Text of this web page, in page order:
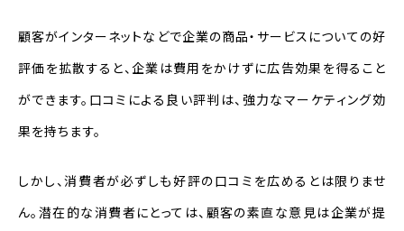
顧客がインターネットなどで企業の商品・サービスについての好
評価を拡散すると、企業は費用をかけずに広告効果を得ること
ができます。口コミによる良い評判は、強力なマーケティング効
果を持ちます。
しかし、消費者が必ずしも好評の口コミを広めるとは限りませ
ん。潜在的な消費者にとっては、顧客の素直な意見は企業が提